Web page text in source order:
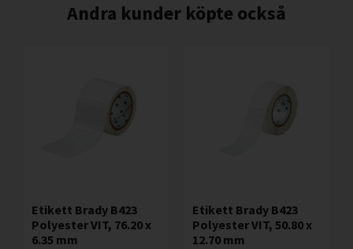
Andra kunder köpte också
Etikett Brady B423
Polyester VIT, 76.20 x
6.35 mm
Etikett Brady B423
Polyester VIT, 50.80 x
12.70 mm